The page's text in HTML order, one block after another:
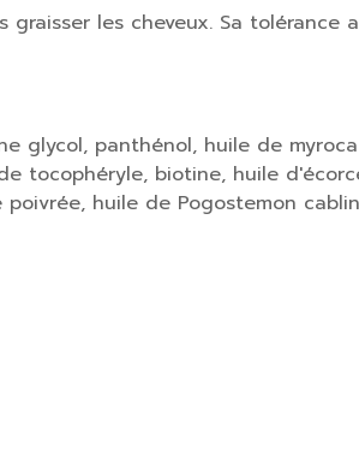
les cheveux. Sa
glycol, panthénol, huile de
tocophéryle, biotine, huile
huile de Pogostemon